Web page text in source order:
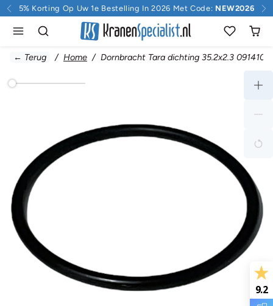
Doorgaan naar inhoud
5% Korting Op Uw 1e Bestelling In 2026 Met Code: NEW2026
← Terug Home Dornbracht Tara dichting 35.2x2.3
9.2